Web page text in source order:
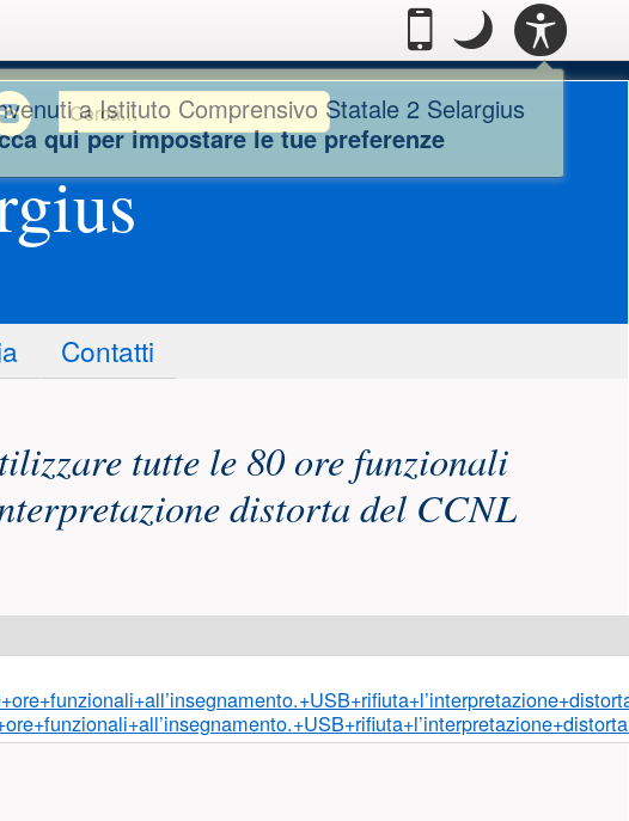
Casella
Mobile
.Passa allaModo
notte
Modo notte:
a Istituto Comprensivo Statale 2 Selargius
qui per impostare le tue preferenze
Comprensivo Statale 2
Comprensivo Statale
Ricerca
Cerca...
Contatti
tutte le 80 ore funzionali
distorta del CCNL